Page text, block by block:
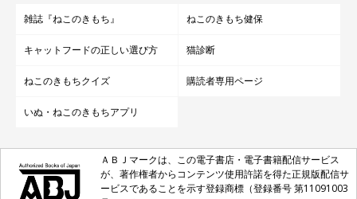
雑誌『ねこのきもち』 ねこのきもち健保
キャットフードの正しい選び方 猫診断
ねこのきもちクイズ 購読者専用ページ
いぬ・ねこのきもちアプリ
ＡＢＪマークは、この電子書店・電子書籍配信サービス
が、著作権者からコンテンツ使用許諾を得た正規版配信サ
ービスであることを示す登録商標（登録番号 第11091003